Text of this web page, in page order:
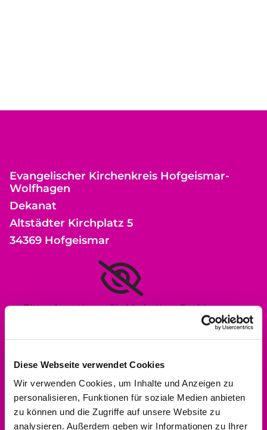
Diese Webseite verwendet Cookies
Wir verwenden Cookies, um Inhalte und Anzeigen zu
personalisieren, Funktionen für soziale Medien anbieten
zu können und die Zugriffe auf unsere Website zu
analysieren. Außerdem geben wir Informationen zu Ihrer
Evangelischer Kirchenkreis Hofgeismar-
Wolfhagen
Dekanat
Altstädter Kirchplatz 5
34369 Hofgeismar
Bitte akzeptieren Sie Marketing-Cookies,
Accept cookies
Kontakt aufnehmen